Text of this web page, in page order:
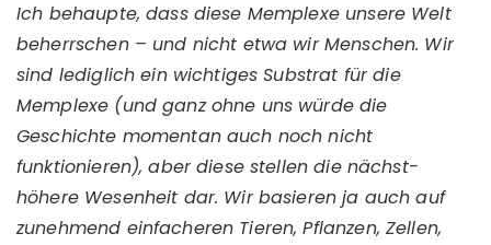
Ich behaupte, dass diese Memplexe unsere Welt
beherrschen – und nicht etwa wir Menschen. Wir
sind lediglich ein wichtiges Substrat für die
Memplexe (und ganz ohne uns würde die
Geschichte momentan auch noch nicht
funktionieren), aber diese stellen die nächst-
höhere Wesenheit dar. Wir basieren ja auch auf
zunehmend einfacheren Tieren, Pflanzen, Zellen,